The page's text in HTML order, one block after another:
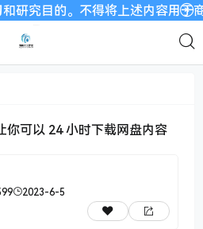
目的。不得将上述内容用于
你可以 24 小时下载网盘内容
2023-6-5